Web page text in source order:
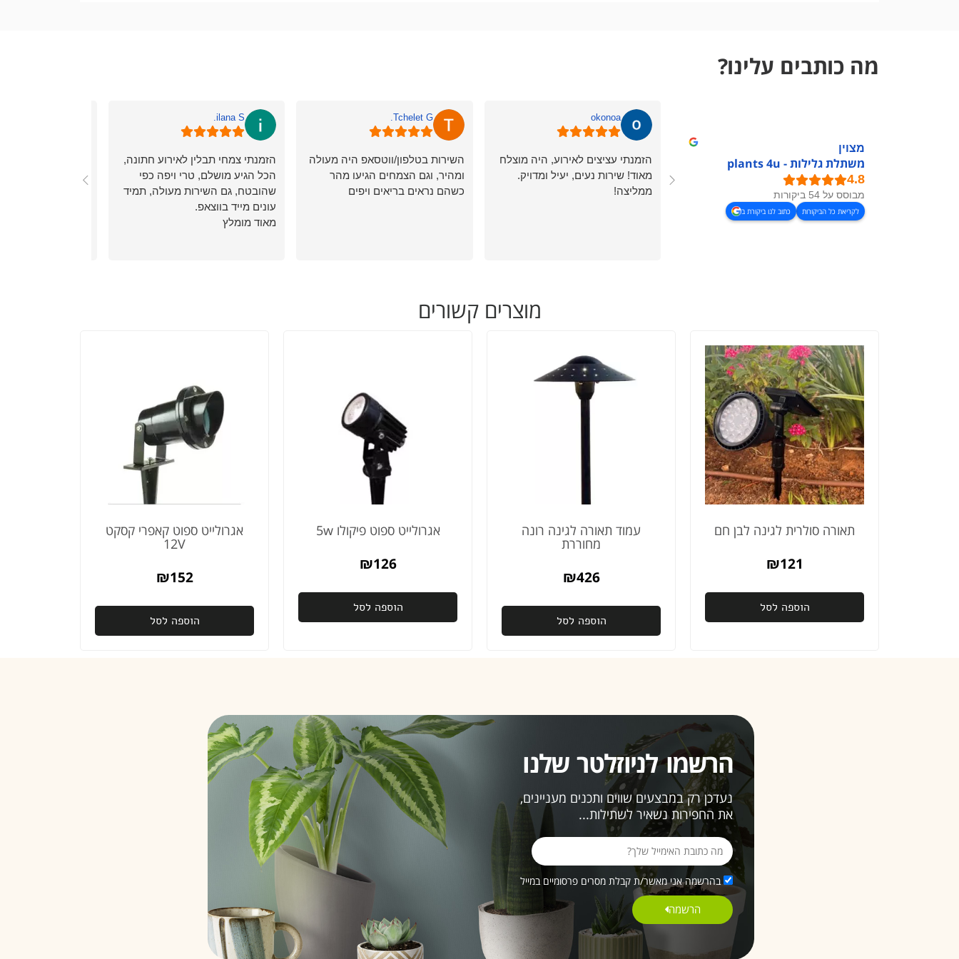
מה כותבים עלינו?
מצוין
משתלת גלילות - plants 4u
מבוסס על 54 ביקורות
לקריאת כל הביקורות כתוב לנו ביקורת ב
okonoa
הזמנתי עציצים לאירוע, היה מוצלח
מאוד! שירות נעים, יעיל ומדויק.
ממליצה!
Tchelet G.
השירות בטלפון/ווטסאפ היה מעולה
ומהיר, וגם הצמחים הגיעו מהר
כשהם נראים בריאים ויפים
ilana S.
הזמנתי צמחי תבלין לאירוע חתונה,
הכל הגיע מושלם, טרי ויפה כפי
שהובטח, גם השירות מעולה, תמיד
עונים מייד בווצאפ.
מאוד מומלץ
לשנות אותה.
מוצרים קשורים
תאורה סולרית לגינה לבן חם
₪121
הוספה לסל
עמוד תאורה לגינה רונה
מחוררת
₪426
הוספה לסל
אגרולייט ספוט פיקולו 5w
₪126
הוספה לסל
אגרולייט ספוט קאפרי קסקט
12V
₪152
הוספה לסל
הרשמו לניוזלטר שלנו
נעדכן רק במבצעים שווים ותכנים מעניינים,
את החפירות נשאיר לשתילות...
בהרשמה אני מאשר/ת קבלת מסרים פרסומיים במייל
הרשמה